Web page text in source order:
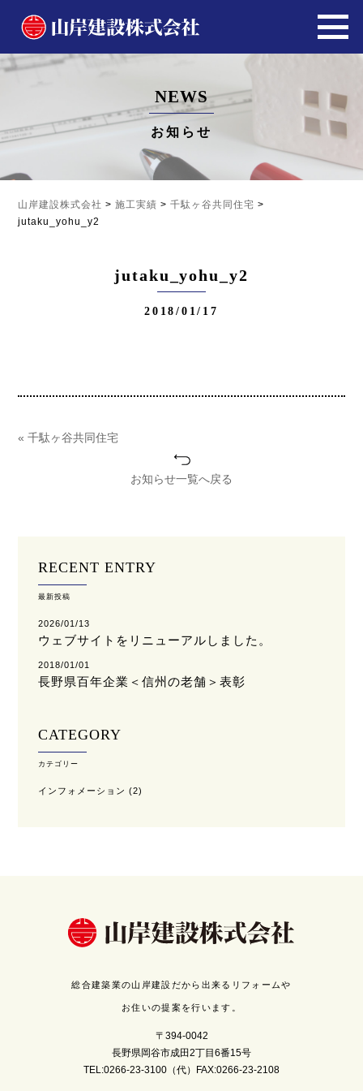
NEWS
お知らせ
山岸建設株式会社 >施工実績 >千駄ヶ谷共同住宅 >
jutaku_yohu_y2
jutaku_yohu_y2
2018/01/17
« 千駄ヶ谷共同住宅
お知らせ一覧へ戻る
RECENT ENTRY
最新投稿
2026/01/13
ウェブサイトをリニューアルしました。
2018/01/01
長野県百年企業＜信州の老舗＞表彰
CATEGORY
カテゴリー
インフォメーション (2)
総合建築業の山岸建設だから出来るリフォームや
お住いの提案を行います。
〒394-0042
長野県岡谷市成田2丁目6番15号
TEL:0266-23-3100（代）FAX:0266-23-2108